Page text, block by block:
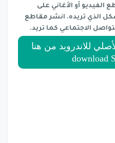
أو الأغاني على
الذي تريده. انشر مقاطع
الاجتماعي كما تريد.
للاندرويد من هنا
download